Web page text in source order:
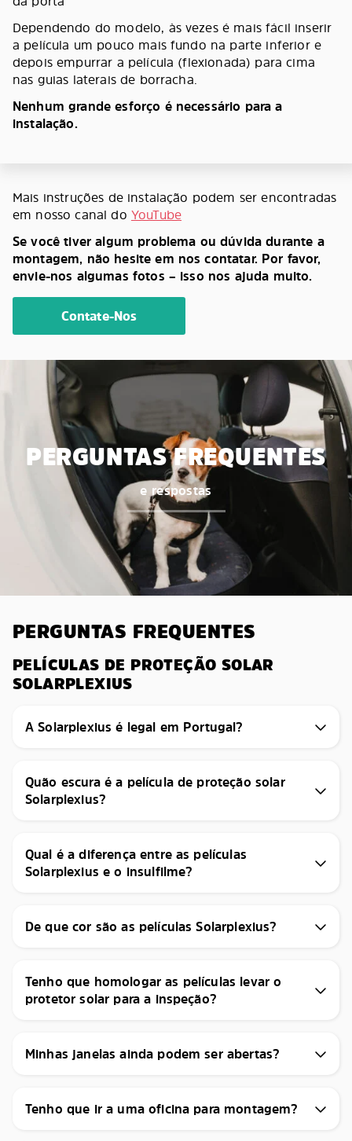
Dependendo do modelo, às vezes é mais fácil inserir
a película um pouco mais fundo na parte inferior e
depois empurrar a película (flexionada) para cima
nas guias laterais de borracha.
Nenhum grande esforço é necessário para a
instalação.
Mais instruções de instalação podem ser encontradas
em nosso canal do YouTube
Se você tiver algum problema ou dúvida durante a
montagem, não hesite em nos contatar. Por favor,
envie-nos algumas fotos – isso nos ajuda muito.
Contate-Nos
PERGUNTAS FREQUENTES
e respostas
PERGUNTAS FREQUENTES
PELÍCULAS DE PROTEÇÃO SOLAR
SOLARPLEXIUS
A Solarplexius é legal em Portugal?
Quão escura é a película de proteção solar
Solarplexius?
Qual é a diferença entre as películas
Solarplexius e o insulfilme?
De que cor são as películas Solarplexius?
Tenho que homologar as películas levar o
protetor solar para a inspeção?
Minhas janelas ainda podem ser abertas?
Tenho que ir a uma oficina para montagem?